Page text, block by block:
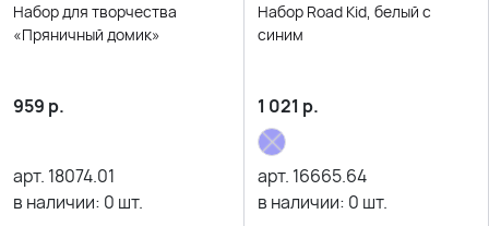
Набор для творчества
«Пряничный домик»
959 р.
арт. 18074.01
в наличии: 0 шт.
Набор Road Kid, белый с
синим
1 021 р.
арт. 16665.64
в наличии: 0 шт.